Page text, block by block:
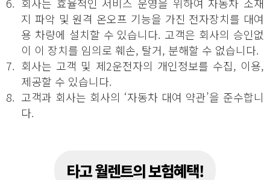
지 파악 및 원격 온오프 기능을 가진 전자장치를 대여
용 차량에 설치할 수 있습니다. 고객은 회사의 승인없
이 이 장치를 임의로 훼손, 탈거, 분해할 수 없습니다.
7. 회사는 고객 및 제2운전자의 개인정보를 수집, 이용,
제공할 수 있습니다.
8. 고객과 회사는 회사의 ‘자동차 대여 약관’을 준수합니
다.
타고 월렌트의 보험혜택!